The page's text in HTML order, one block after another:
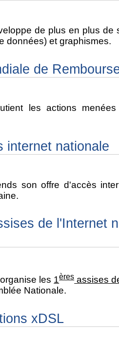
de plus en plus de
données) et graphismes.
de
les actions
internet nationale
son offre d'accès
de l'Internet
les 1èresassises
Nationale.
xDSL